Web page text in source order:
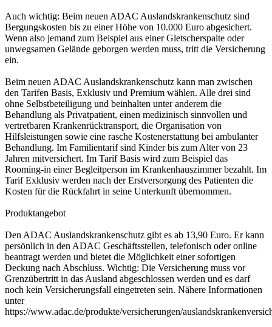
Auch wichtig: Beim neuen ADAC Auslandskrankenschutz sind
Bergungskosten bis zu einer Höhe von 10.000 Euro abgesichert.
Wenn also jemand zum Beispiel aus einer Gletscherspalte oder
unwegsamen Gelände geborgen werden muss, tritt die Versicherung
ein.
Beim neuen ADAC Auslandskrankenschutz kann man zwischen
den Tarifen Basis, Exklusiv und Premium wählen. Alle drei sind
ohne Selbstbeteiligung und beinhalten unter anderem die
Behandlung als Privatpatient, einen medizinisch sinnvollen und
vertretbaren Krankenrücktransport, die Organisation von
Hilfsleistungen sowie eine rasche Kostenerstattung bei ambulanter
Behandlung. Im Familientarif sind Kinder bis zum Alter von 23
Jahren mitversichert. Im Tarif Basis wird zum Beispiel das
Rooming-in einer Begleitperson im Krankenhauszimmer bezahlt. Im
Tarif Exklusiv werden nach der Erstversorgung des Patienten die
Kosten für die Rückfahrt in seine Unterkunft übernommen.
Produktangebot
Den ADAC Auslandskrankenschutz gibt es ab 13,90 Euro. Er kann
persönlich in den ADAC Geschäftsstellen, telefonisch oder online
beantragt werden und bietet die Möglichkeit einer sofortigen
Deckung nach Abschluss. Wichtig: Die Versicherung muss vor
Grenzübertritt in das Ausland abgeschlossen werden und es darf
noch kein Versicherungsfall eingetreten sein. Nähere Informationen
unter
https://www.adac.de/produkte/versicherungen/